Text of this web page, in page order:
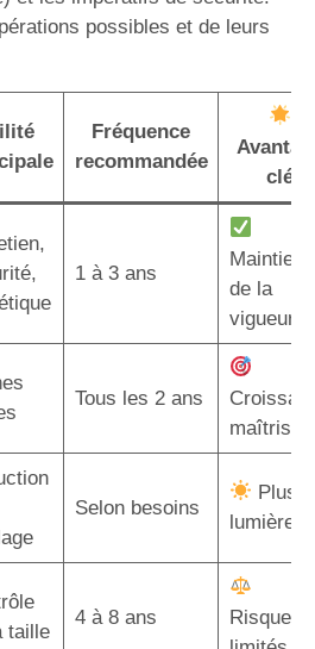
possibles et de leurs
Fréquence
recommandée
clé
1 à 3 ans
Maintien
de la
vigueur
Tous les 2 ans
maîtrisée
Selon besoins
Plus
lumière
taille
4 à 8 ans
Risques